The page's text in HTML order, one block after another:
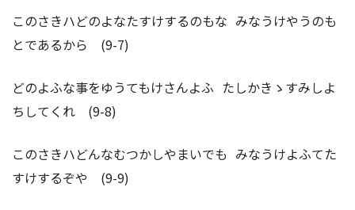
このさきハどのよなたすけするのもな みなうけやうのも
とであるから (9-7)
どのよふな事をゆうてもけさんよふ たしかきゝすみしよ
ちしてくれ (9-8)
このさきハどんなむつかしやまいでも みなうけよふてた
すけするぞや (9-9)